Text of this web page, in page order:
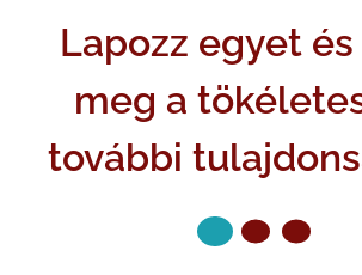
Lapozz egyet
meg a
további